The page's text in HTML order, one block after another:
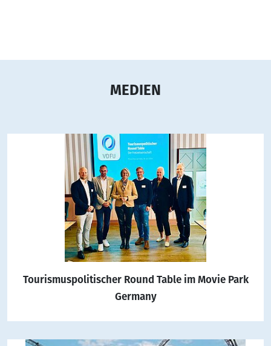
MEDIEN
Tourismuspolitischer Round Table im Movie Park
Germany